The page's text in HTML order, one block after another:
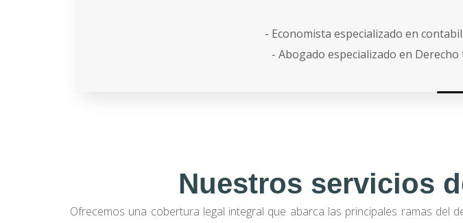
- Economista especializado en
- Abogado especializado en
Nuestros servicios
Ofrecemos una cobertura legal integral que abarca las principales ramas